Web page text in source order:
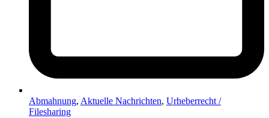
Abmahnung, Aktuelle Nachrichten, Urheberrecht /
Filesharing